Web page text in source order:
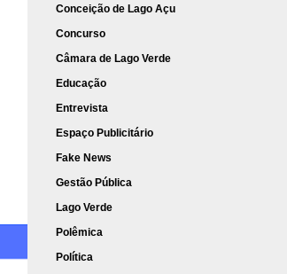
Conceição de Lago Açu
Concurso
Câmara de Lago Verde
Educação
Entrevista
Espaço Publicitário
Fake News
Gestão Pública
Lago Verde
Polêmica
Política